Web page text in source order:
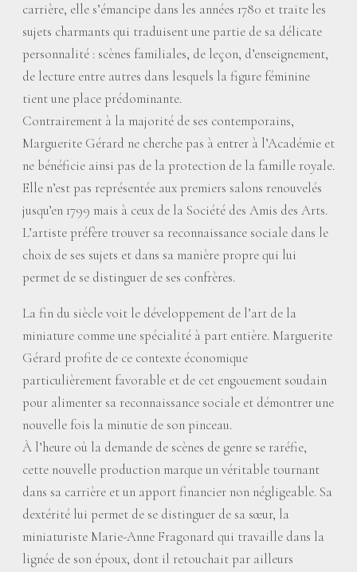
carrière, elle s’émancipe dans les années 1780 et traite les
sujets charmants qui traduisent une partie de sa délicate
personnalité : scènes familiales, de leçon, d’enseignement,
de lecture entre autres dans lesquels la figure féminine
tient une place prédominante.
Contrairement à la majorité de ses contemporains,
Marguerite Gérard ne cherche pas à entrer à l’Académie et
ne bénéficie ainsi pas de la protection de la famille royale.
Elle n’est pas représentée aux premiers salons renouvelés
jusqu’en 1799 mais à ceux de la Société des Amis des Arts.
L’artiste préfère trouver sa reconnaissance sociale dans le
choix de ses sujets et dans sa manière propre qui lui
permet de se distinguer de ses confrères.
La fin du siècle voit le développement de l’art de la
miniature comme une spécialité à part entière. Marguerite
Gérard profite de ce contexte économique
particulièrement favorable et de cet engouement soudain
pour alimenter sa reconnaissance sociale et démontrer une
nouvelle fois la minutie de son pinceau.
À l’heure où la demande de scènes de genre se raréfie,
cette nouvelle production marque un véritable tournant
dans sa carrière et un apport financier non négligeable. Sa
dextérité lui permet de se distinguer de sa sœur, la
miniaturiste Marie-Anne Fragonard qui travaille dans la
lignée de son époux, dont il retouchait par ailleurs